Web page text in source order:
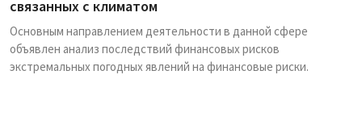
Статьи
Авторы
связанных с климатом
Основным направлением деятельности в данной сфере
объявлен анализ последствий финансовых рисков
экстремальных погодных явлений на финансовые риски.